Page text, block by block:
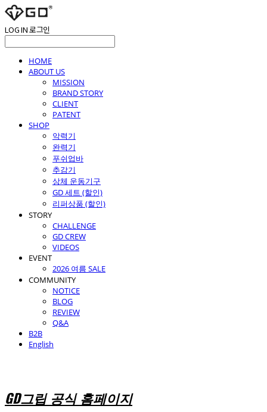
LOG IN로그인
HOME
ABOUT US
MISSION
BRAND STORY
CLIENT
PATENT
SHOP
악력기
완력기
푸쉬업바
추감기
상체 운동기구
GD 세트 (할인)
리퍼상품 (할인)
STORY
CHALLENGE
GD CREW
VIDEOS
EVENT
2026 여름 SALE
COMMUNITY
NOTICE
BLOG
REVIEW
Q&A
B2B
English
GD그립 공식 홈페이지